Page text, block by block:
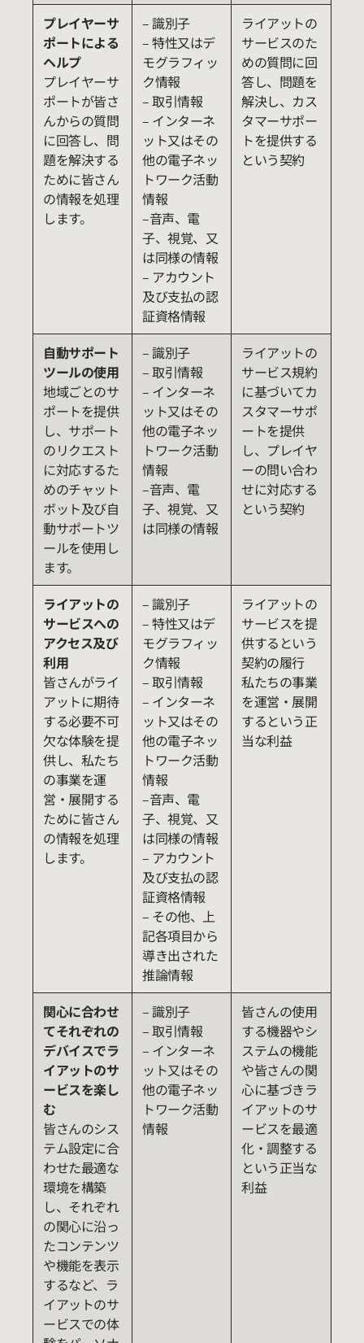
プレイヤーサ
ポートによる
ヘルプ
プレイヤーサ
ポートが皆さ
んからの質問
に回答し、問
題を解決する
ために皆さん
の情報を処理
します。
– 識別子
– 特性又はデ
モグラフィッ
ク情報
– 取引情報
– インターネ
ット又はその
他の電子ネッ
トワーク活動
情報
–音声、電
子、視覚、又
は同様の情報
– アカウント
及び支払の認
証資格情報
ライアットの
サービスのた
めの質問に回
答し、問題を
解決し、カス
タマーサポー
トを提供する
という契約
自動サポート
ツールの使用
地域ごとのサ
ポートを提供
し、サポート
のリクエスト
に対応するた
めのチャット
ボット及び自
動サポートツ
ールを使用し
ます。
– 識別子
– 取引情報
– インターネ
ット又はその
他の電子ネッ
トワーク活動
情報
–音声、電
子、視覚、又
は同様の情報
ライアットの
サービス規約
に基づいてカ
スタマーサポ
ートを提供
し、プレイヤ
ーの問い合わ
せに対応する
という契約
ライアットの
サービスへの
アクセス及び
利用
皆さんがライ
アットに期待
する必要不可
欠な体験を提
供し、私たち
の事業を運
営・展開する
ために皆さん
の情報を処理
します。
– 識別子
– 特性又はデ
モグラフィッ
ク情報
– 取引情報
– インターネ
ット又はその
他の電子ネッ
トワーク活動
情報
–音声、電
子、視覚、又
は同様の情報
– アカウント
及び支払の認
証資格情報
– その他、上
記各項目から
導き出された
推論情報
ライアットの
サービスを提
供するという
契約の履行
私たちの事業
を運営・展開
するという正
当な利益
関心に合わせ
てそれぞれの
デバイスでラ
イアットのサ
ービスを楽し
む
皆さんのシス
テム設定に合
わせた最適な
環境を構築
し、それぞれ
の関心に沿っ
たコンテンツ
や機能を表示
するなど、ラ
イアットのサ
ービスでの体
– 識別子
– 取引情報
– インターネ
ット又はその
他の電子ネッ
トワーク活動
情報
皆さんの使用
する機器やシ
ステムの機能
や皆さんの関
心に基づきラ
イアットのサ
ービスを最適
化・調整する
という正当な
利益